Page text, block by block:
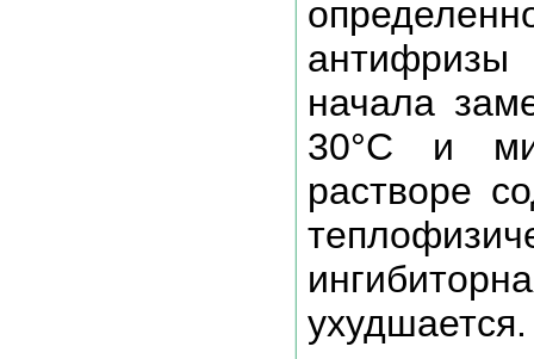
антифризы
начала
30°C и
растворе
ухудшается.